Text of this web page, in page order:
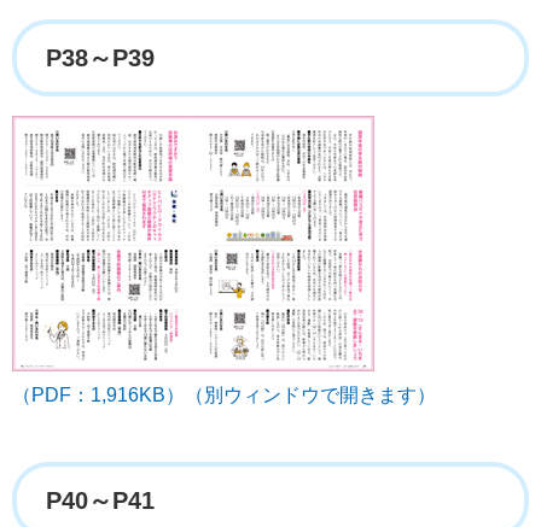
P38～P39
（PDF：1,916KB）（別ウィンドウで開きます）
P40～P41